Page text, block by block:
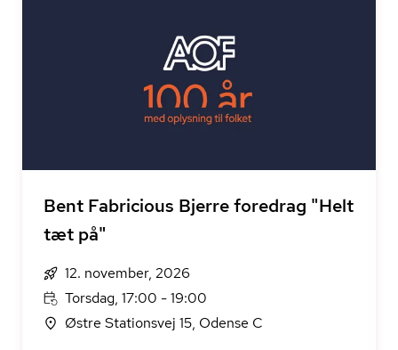
Bent Fabricious Bjerre foredrag "Helt
tæt på"
12. november, 2026
Torsdag, 17:00 - 19:00
Østre Stationsvej 15, Odense C